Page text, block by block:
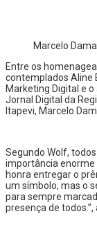
Marcelo
Entre os
contemplados Aline
Marketing Digital e
Jornal Digital da
Itapevi, Marcelo
Segundo Wolf,
importância enorme
honra entregar o
um símbolo, mas o
para sempre
presença de todos.”,